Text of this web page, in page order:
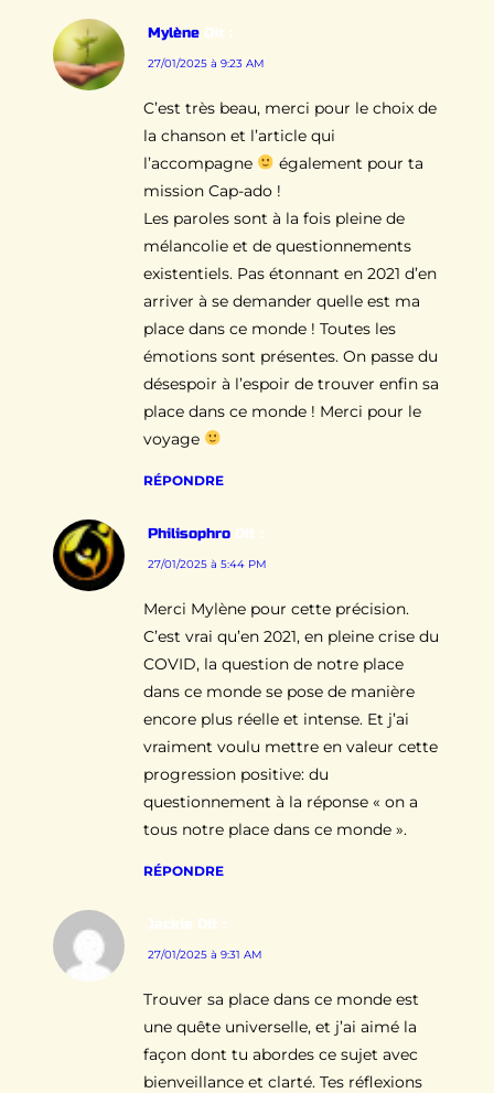
Mylène Dit :
27/01/2025 à 9:23 AM
C’est très beau, merci pour le choix de
la chanson et l’article qui
l’accompagne
également pour ta
mission Cap-ado !
Les paroles sont à la fois pleine de
mélancolie et de questionnements
existentiels. Pas étonnant en 2021 d’en
arriver à se demander quelle est ma
place dans ce monde ! Toutes les
émotions sont présentes. On passe du
désespoir à l’espoir de trouver enfin sa
place dans ce monde ! Merci pour le
voyage
RÉPONDRE
Philisophro Dit :
27/01/2025 à 5:44 PM
Merci Mylène pour cette précision.
C’est vrai qu’en 2021, en pleine crise du
COVID, la question de notre place
dans ce monde se pose de manière
encore plus réelle et intense. Et j’ai
vraiment voulu mettre en valeur cette
progression positive: du
questionnement à la réponse « on a
tous notre place dans ce monde ».
RÉPONDRE
Jackie Dit :
27/01/2025 à 9:31 AM
Trouver sa place dans ce monde est
une quête universelle, et j’ai aimé la
façon dont tu abordes ce sujet avec
bienveillance et clarté. Tes réflexions